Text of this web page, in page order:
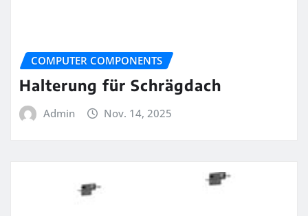
COMPUTER COMPONENTS
Halterung für Schrägdach
Admin Nov. 14, 2025